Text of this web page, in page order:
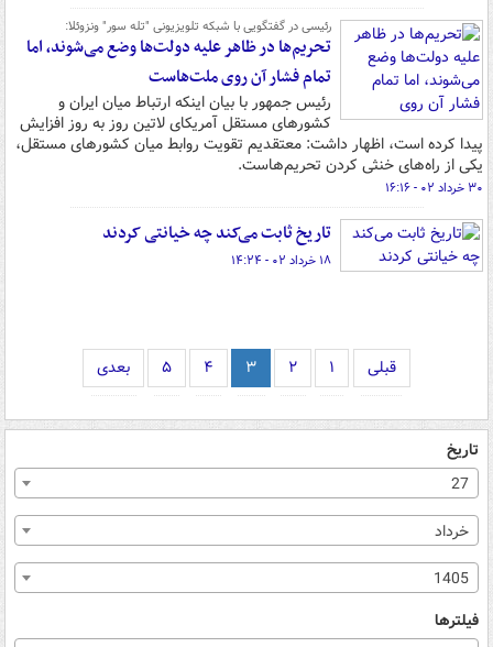
رئیسی در گفتگویی با شبکه تلویزیونی "تله سور" ونزوئلا:
تحریم‌ها در ظاهر علیه دولت‌ها وضع می‌شوند، اما
تمام فشار آن روی ملت‌هاست
رئیس جمهور با بیان اینکه ارتباط میان ایران و
کشورهای مستقل آمریکای لاتین روز به روز افزایش
پیدا کرده است، اظهار داشت: معتقدیم تقویت روابط میان کشورهای مستقل،
یکی از راه‌های خنثی کردن تحریم‌هاست.
۳۰ خرداد ۰۲ - ۱۶:۱۶
تاریخ ثابت می‌کند چه خیانتی کردند
۱۸ خرداد ۰۲ - ۱۴:۲۴
قبلی ۱ ۲ ۳ ۴ ۵ بعدی
تاریخ
27
خرداد
1405
فیلترها